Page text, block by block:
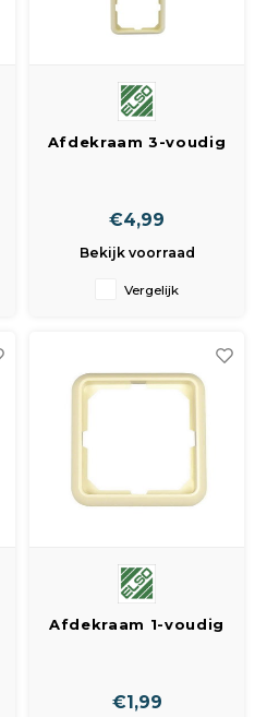
Afdekraam 3-voudig
€4,99
Bekijk voorraad
Vergelijk
Afdekraam 1-voudig
€1,99